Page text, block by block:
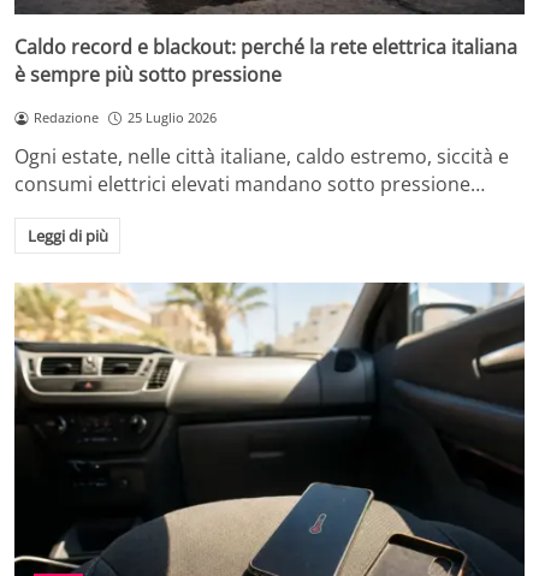
Caldo record e blackout: perché la rete elettrica italiana
è sempre più sotto pressione
Redazione 25 Luglio 2026
Ogni estate, nelle città italiane, caldo estremo, siccità e
consumi elettrici elevati mandano sotto pressione…
Leggi di più